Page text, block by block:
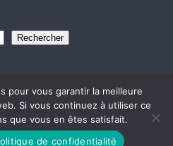
Rechercher
pour vous garantir la meilleure
Si vous continuez à utiliser ce
que vous en êtes satisfait.
de confidentialité